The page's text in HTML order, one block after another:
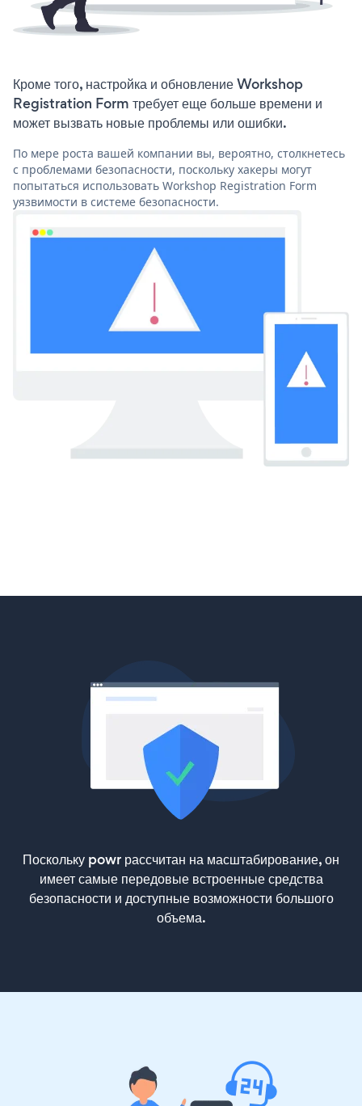
Кроме того, настройка и обновление Workshop
Registration Form требует еще больше времени и
может вызвать новые проблемы или ошибки.
По мере роста вашей компании вы, вероятно, столкнетесь
с проблемами безопасности, поскольку хакеры могут
попытаться использовать Workshop Registration Form
уязвимости в системе безопасности.
Поскольку powr рассчитан на масштабирование, он
имеет самые передовые встроенные средства
безопасности и доступные возможности большого
объема.